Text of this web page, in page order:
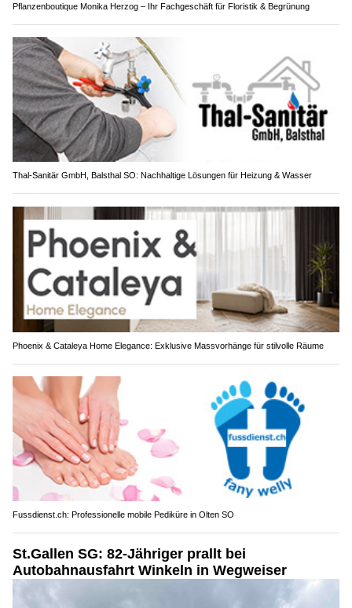
Pflanzenboutique Monika Herzog – Ihr Fachgeschäft für Floristik & Begrünung
Thal-Sanitär GmbH, Balsthal SO: Nachhaltige Lösungen für Heizung & Wasser
Phoenix & Cataleya Home Elegance: Exklusive Massvorhänge für stilvolle Räume
Fussdienst.ch: Professionelle mobile Pediküre in Olten SO
St.Gallen SG: 82-Jähriger prallt bei
Autobahnausfahrt Winkeln in Wegweiser